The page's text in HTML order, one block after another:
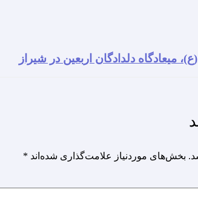
دلدادگان اربعین در شیراز
بخش‌های موردنیاز علامت‌گذاری شده‌اند *